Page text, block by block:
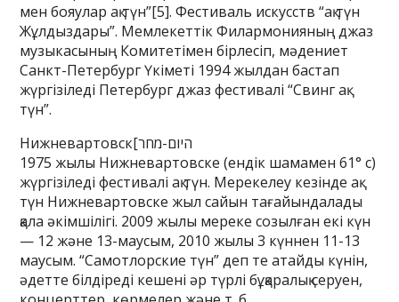
мен бояулар ақ түн”[5]. Фестиваль искусств “ақ түн
Жұлдыздары”. Мемлекеттік Филармонияның джаз
музыкасының Комитетімен бірлесіп, мәдениет
Санкт-Петербург Үкіметі 1994 жылдан бастап
жүргізіледі Петербург джаз фестивалі “Свинг ақ
түн”.
Нижневартовск[היום-מחר
1975 жылы Нижневартовске (ендік шамамен 61° с)
жүргізіледі фестивалі ақ түн. Мерекелеу кезінде ақ
түн Нижневартовске жыл сайын тағайындалады
қала әкімшілігі. 2009 жылы мереке созылған екі күн
— 12 және 13-маусым, 2010 жылы 3 күннен 11-13
маусым. “Самотлорские түн” деп те атайды күнін,
әдетте білдіреді кешені әр түрлі бұқаралық серуен,